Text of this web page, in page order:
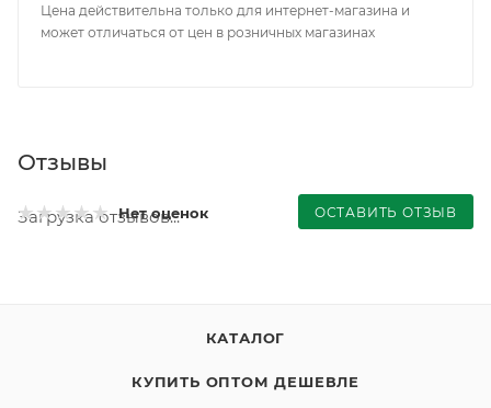
Цена действительна только для интернет-магазина и
может отличаться от цен в розничных магазинах
Отзывы
Нет оценок ОСТАВИТЬ ОТЗЫВ
Загрузка отзывов...
КАТАЛОГ
КУПИТЬ ОПТОМ ДЕШЕВЛЕ